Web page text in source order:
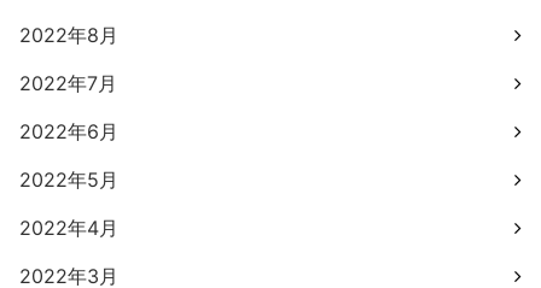
2022年8月
2022年7月
2022年6月
2022年5月
2022年4月
2022年3月